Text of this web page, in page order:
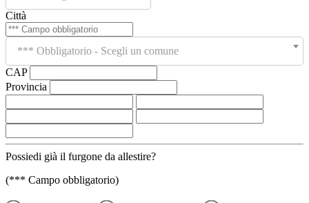
Città
*** Obbligatorio - Scegli un comune
CAP
Provincia
Possiedi già il furgone da allestire?
(*** Campo obbligatorio)